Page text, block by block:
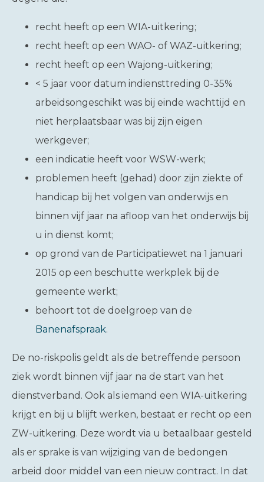
recht heeft op een WIA-uitkering;
recht heeft op een WAO- of WAZ-uitkering;
recht heeft op een Wajong-uitkering;
< 5 jaar voor datum indiensttreding 0-35%
arbeidsongeschikt was bij einde wachttijd en
niet herplaatsbaar was bij zijn eigen
werkgever;
een indicatie heeft voor WSW-werk;
problemen heeft (gehad) door zijn ziekte of
handicap bij het volgen van onderwijs en
binnen vijf jaar na afloop van het onderwijs bij
u in dienst komt;
op grond van de Participatiewet na 1 januari
2015 op een beschutte werkplek bij de
gemeente werkt;
behoort tot de doelgroep van de
Banenafspraak.
De no-riskpolis geldt als de betreffende persoon
ziek wordt binnen vijf jaar na de start van het
dienstverband. Ook als iemand een WIA-uitkering
krijgt en bij u blijft werken, bestaat er recht op een
ZW-uitkering. Deze wordt via u betaalbaar gesteld
als er sprake is van wijziging van de bedongen
arbeid door middel van een nieuw contract. In dat